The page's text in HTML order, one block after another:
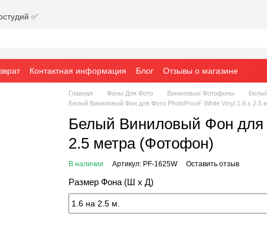
✅
Контактная информация Блог Отзывы о магазине
Главная Фоны Для Фото Виниловые Фотофоны
Белый Виниловый Фон для Фото PhotoProoF White Vinyl 1.6 х 2.5
Белый Виниловый Фон для
2.5 метра (Фотофон)
В наличии Артикул: PF-1625W Оставить отзыв
Размер Фона (Ш х Д)